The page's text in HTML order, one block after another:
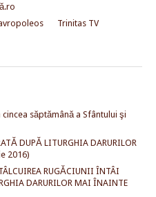
Trinitas TV
săptămână a Sfântului şi
DUPĂ LITURGHIA DARURILOR
2016)
RUGĂCIUNII ÎNTÂI
DARURILOR MAI ÎNAINTE